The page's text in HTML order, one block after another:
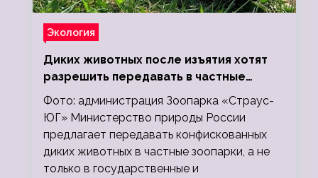
Экология
Диких животных после изъятия хотят
разрешить передавать в частные
зоопарки
Фото: администрация Зоопарка «Страус-
ЮГ» Министерство природы России
предлагает передавать конфискованных
диких животных в частные зоопарки, а не
только в государственные и